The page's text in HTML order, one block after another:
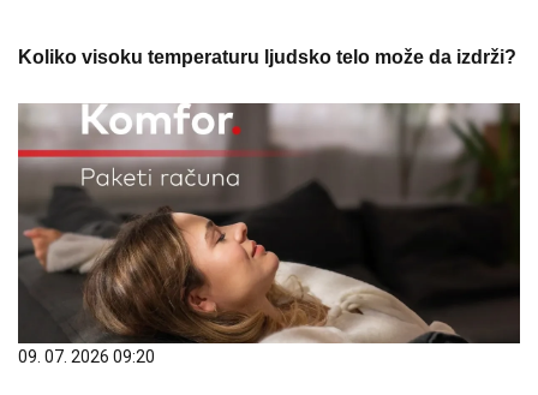
Koliko visoku temperaturu ljudsko telo može da izdrži?
09. 07. 2026 09:20